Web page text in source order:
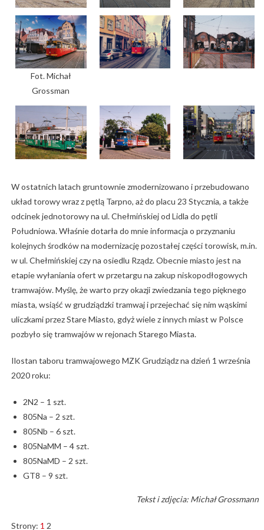
Fot. Michał
Grossman
W ostatnich latach gruntownie zmodernizowano i przebudowano
układ torowy wraz z pętlą Tarpno, aż do placu 23 Stycznia, a także
odcinek jednotorowy na ul. Chełmińskiej od Lidla do pętli
Południowa. Właśnie dotarła do mnie informacja o przyznaniu
kolejnych środków na modernizację pozostałej części torowisk, m.in.
w ul. Chełmińskiej czy na osiedlu Rządz. Obecnie miasto jest na
etapie wyłaniania ofert w przetargu na zakup niskopodłogowych
tramwajów. Myślę, że warto przy okazji zwiedzania tego pięknego
miasta, wsiąść w grudziądzki tramwaj i przejechać się nim wąskimi
uliczkami przez Stare Miasto, gdyż wiele z innych miast w Polsce
pozbyło się tramwajów w rejonach Starego Miasta.
Ilostan taboru tramwajowego MZK Grudziądz na dzień 1 września
2020 roku:
2N2 – 1 szt.
805Na – 2 szt.
805Nb – 6 szt.
805NaMM – 4 szt.
805NaMD – 2 szt.
GT8 – 9 szt.
Tekst i zdjęcia: Michał Grossmann
Strony: 1 2